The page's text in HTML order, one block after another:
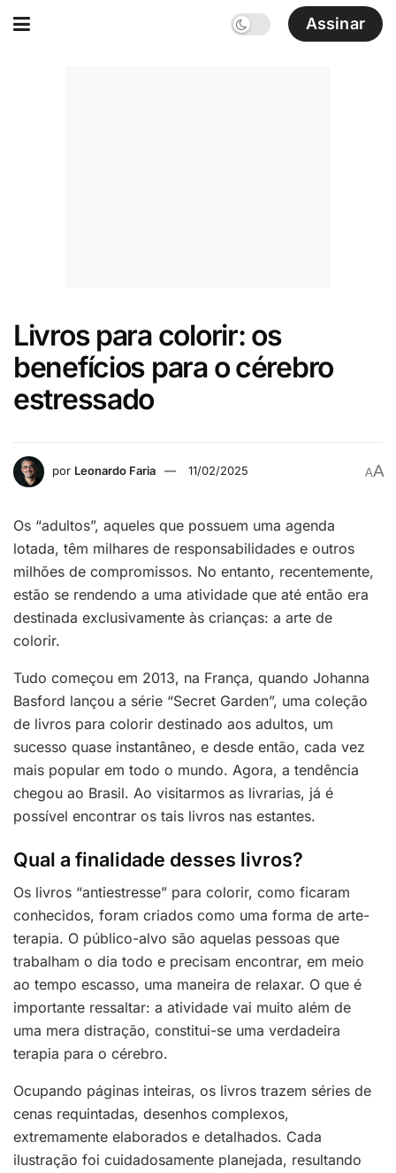
Assinar
Livros para colorir: os
benefícios para o cérebro
estressado
por Leonardo Faria 11/02/2025 AA
Os “adultos”, aqueles que possuem uma agenda
lotada, têm milhares de responsabilidades e outros
milhões de compromissos. No entanto, recentemente,
estão se rendendo a uma atividade que até então era
destinada exclusivamente às crianças: a arte de
colorir.
Tudo começou em 2013, na França, quando Johanna
Basford lançou a série “Secret Garden”, uma coleção
de livros para colorir destinado aos adultos, um
sucesso quase instantâneo, e desde então, cada vez
mais popular em todo o mundo. Agora, a tendência
chegou ao Brasil. Ao visitarmos as livrarias, já é
possível encontrar os tais livros nas estantes.
Qual a finalidade desses livros?
Os livros “antiestresse” para colorir, como ficaram
conhecidos, foram criados como uma forma de arte-
terapia. O público-alvo são aquelas pessoas que
trabalham o dia todo e precisam encontrar, em meio
ao tempo escasso, uma maneira de relaxar. O que é
importante ressaltar: a atividade vai muito além de
uma mera distração, constitui-se uma verdadeira
terapia para o cérebro.
Ocupando páginas inteiras, os livros trazem séries de
cenas requintadas, desenhos complexos,
extremamente elaborados e detalhados. Cada
ilustração foi cuidadosamente planejada, resultando